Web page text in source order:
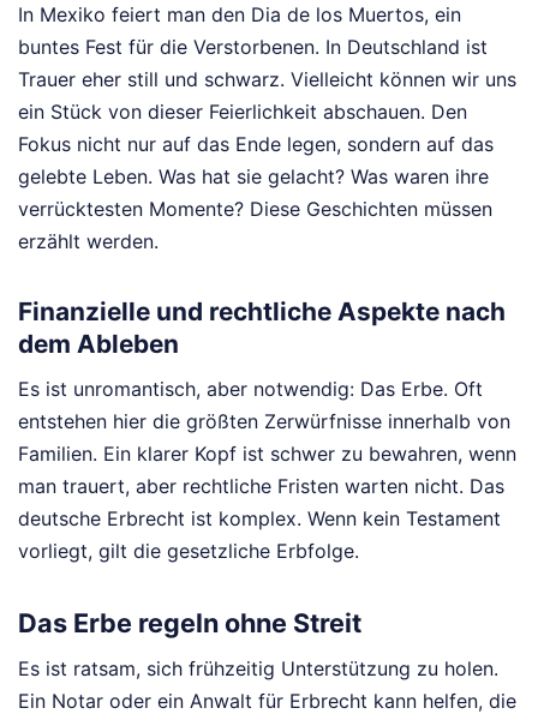
In Mexiko feiert man den Dia de los Muertos, ein
buntes Fest für die Verstorbenen. In Deutschland ist
Trauer eher still und schwarz. Vielleicht können wir uns
ein Stück von dieser Feierlichkeit abschauen. Den
Fokus nicht nur auf das Ende legen, sondern auf das
gelebte Leben. Was hat sie gelacht? Was waren ihre
verrücktesten Momente? Diese Geschichten müssen
erzählt werden.
Finanzielle und rechtliche Aspekte nach
dem Ableben
Es ist unromantisch, aber notwendig: Das Erbe. Oft
entstehen hier die größten Zerwürfnisse innerhalb von
Familien. Ein klarer Kopf ist schwer zu bewahren, wenn
man trauert, aber rechtliche Fristen warten nicht. Das
deutsche Erbrecht ist komplex. Wenn kein Testament
vorliegt, gilt die gesetzliche Erbfolge.
Das Erbe regeln ohne Streit
Es ist ratsam, sich frühzeitig Unterstützung zu holen.
Ein Notar oder ein Anwalt für Erbrecht kann helfen, die